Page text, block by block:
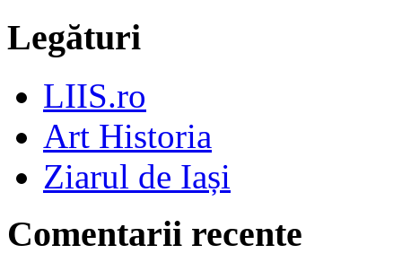
Legături
LIIS.ro
Art Historia
Ziarul de Iași
Comentarii recente